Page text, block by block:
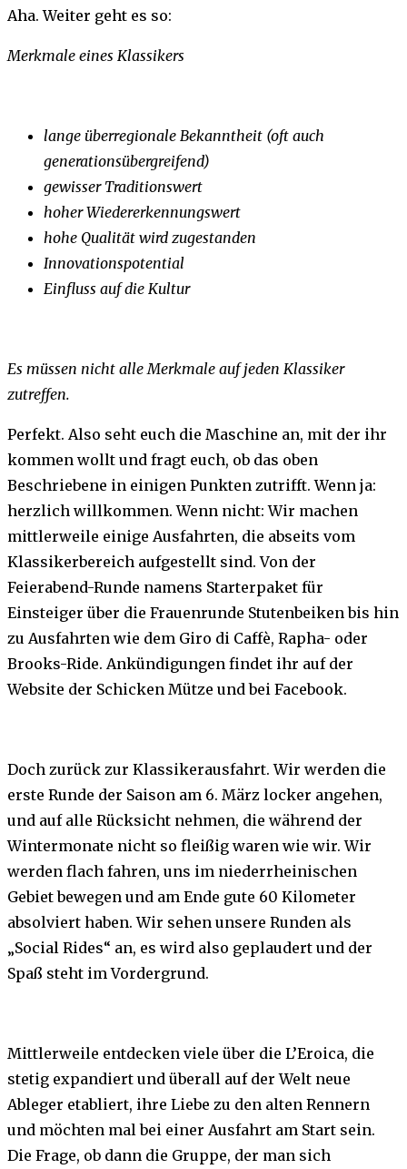
Aha. Weiter geht es so:
Merkmale eines Klassikers
lange überregionale Bekanntheit (oft auch
generationsübergreifend)
gewisser Traditionswert
hoher Wiedererkennungswert
hohe Qualität wird zugestanden
Innovationspotential
Einfluss auf die Kultur
Es müssen nicht alle Merkmale auf jeden Klassiker
zutreffen.
Perfekt. Also seht euch die Maschine an, mit der ihr
kommen wollt und fragt euch, ob das oben
Beschriebene in einigen Punkten zutrifft. Wenn ja:
herzlich willkommen. Wenn nicht: Wir machen
mittlerweile einige Ausfahrten, die abseits vom
Klassikerbereich aufgestellt sind. Von der
Feierabend-Runde namens Starterpaket für
Einsteiger über die Frauenrunde Stutenbeiken bis hin
zu Ausfahrten wie dem Giro di Caffè, Rapha- oder
Brooks-Ride. Ankündigungen findet ihr auf der
Website der Schicken Mütze und bei Facebook.
Doch zurück zur Klassikerausfahrt. Wir werden die
erste Runde der Saison am 6. März locker angehen,
und auf alle Rücksicht nehmen, die während der
Wintermonate nicht so fleißig waren wie wir. Wir
werden flach fahren, uns im niederrheinischen
Gebiet bewegen und am Ende gute 60 Kilometer
absolviert haben. Wir sehen unsere Runden als
„Social Rides“ an, es wird also geplaudert und der
Spaß steht im Vordergrund.
Mittlerweile entdecken viele über die L’Eroica, die
stetig expandiert und überall auf der Welt neue
Ableger etabliert, ihre Liebe zu den alten Rennern
und möchten mal bei einer Ausfahrt am Start sein.
Die Frage, ob dann die Gruppe, der man sich